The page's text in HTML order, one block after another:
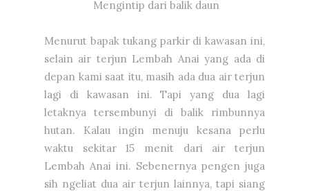
Mengintip dari balik daun
Menurut bapak tukang parkir di kawasan ini,
selain air terjun Lembah Anai yang ada di
depan kami saat itu, masih ada dua air terjun
lagi di kawasan ini. Tapi yang dua lagi
letaknya tersembunyi di balik rimbunnya
hutan. Kalau ingin menuju kesana perlu
waktu sekitar 15 menit dari air terjun
Lembah Anai ini. Sebenernya pengen juga
sih ngeliat dua air terjun lainnya, tapi siang